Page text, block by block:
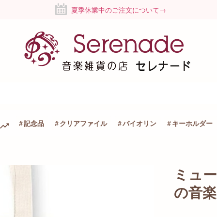
夏季休業中のご注文について→
記念品 クリアファイル バイオリン キーホルダー
ミュ
の音